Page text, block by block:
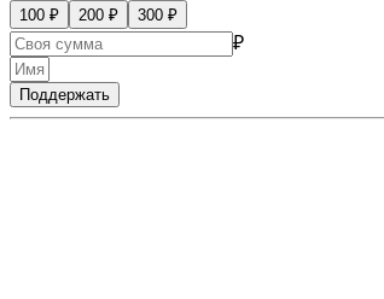
100 ₽ 200 ₽ 300 ₽
₽
Поддержать